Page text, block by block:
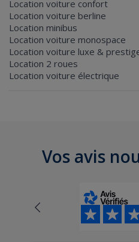
Location voiture confort
Location voiture berline
Location minibus
Location voiture monospace
Location voiture luxe &
Location 2 roues
Location voiture électrique
Vos avis